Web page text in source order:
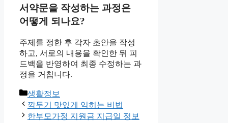
서약문을 작성하는 과정은
어떻게 되나요?
주제를 정한 후 각자 초안을 작성
하고, 서로의 내용을 확인한 뒤 피
드백을 반영하여 최종 수정하는 과
정을 거칩니다.
Categories
생활정보
깍두기 맛있게 익히는 비법
한부모가정 지원금 지급일 정보